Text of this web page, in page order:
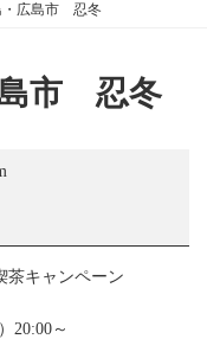
広島市 忍冬
市 忍冬
茶キャンペーン
20:00～